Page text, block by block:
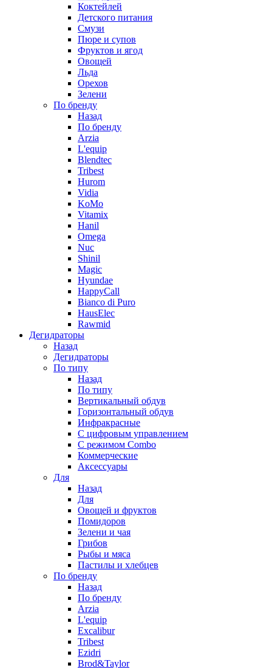
Коктейлей
Детского питания
Смузи
Пюре и супов
Фруктов и ягод
Овощей
Льда
Орехов
Зелени
По бренду
Назад
По бренду
Arzia
L'equip
Blendtec
Tribest
Hurom
Vidia
KoMo
Vitamix
Hanil
Omega
Nuc
Shinil
Magic
Hyundae
HappyCall
Bianco di Puro
HausElec
Rawmid
Дегидраторы
Назад
Дегидраторы
По типу
Назад
По типу
Вертикальный обдув
Горизонтальный обдув
Инфракрасные
С цифровым управлением
С режимом Combo
Коммерческие
Аксессуары
Для
Назад
Для
Овощей и фруктов
Помидоров
Зелени и чая
Грибов
Рыбы и мяса
Пастилы и хлебцев
По бренду
Назад
По бренду
Arzia
L'equip
Excalibur
Tribest
Ezidri
Brod&Taylor